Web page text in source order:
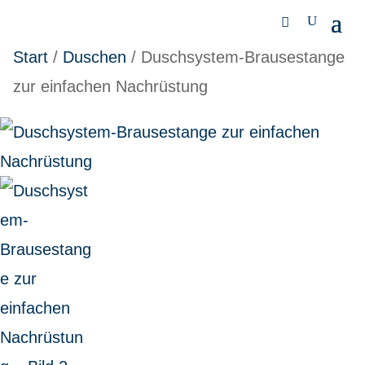
Start / Duschen / Duschsystem-Brausestange
zur einfachen Nachrüstung